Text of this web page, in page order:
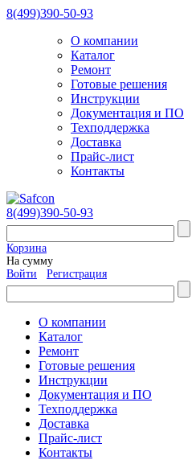
8(499)390-50-93
О компании
Каталог
Ремонт
Готовые решения
Инструкции
Документация и ПО
Техподдержка
Доставка
Прайс-лист
Контакты
8(499)390-50-93
Корзина
На сумму
Войти
Регистрация
О компании
Каталог
Ремонт
Готовые решения
Инструкции
Документация и ПО
Техподдержка
Доставка
Прайс-лист
Контакты